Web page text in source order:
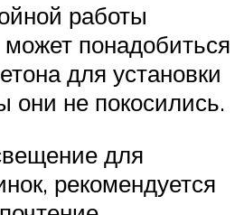
работы
понадобиться
для установки
они не покосились.
для
рекомендуется